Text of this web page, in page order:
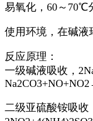
易氧化，60～70℃
使用环境，在碱液
反应原理：
一级碱液吸收，
二级亚硫酸铵吸收